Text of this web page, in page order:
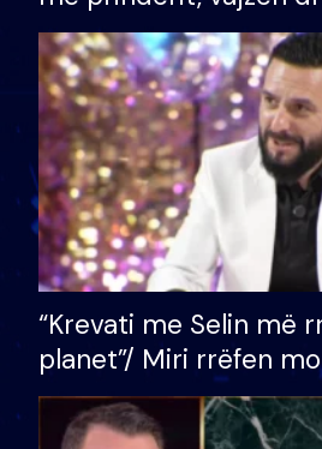
bashkëshorten:
divorci apo jo?
“Krevati me Selin më
planet”/ Miri rrëfen
bukura në shtëpinë e
mungojë zilja e